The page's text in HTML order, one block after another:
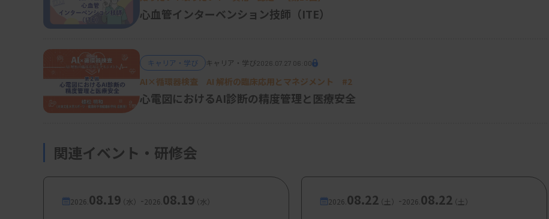
1．何が新しい？
従来は、免疫組織化学（IHC）スコア0を一律に「0（陰性）」として記載し、治療的含意
「HER2 IHC：0（膜染色なし）」と明示して治療対象外であることを示す。一方、ごく一
胞の≤10%に極微弱な膜染色」などの実数、強度を添える。
心血管インターベンション技師（ITE）
キャリア・学び キャリア・学び2026.07.27 06:00
AI×循環器検査 AI 解析の臨床応用とマネジメント #2
心電図におけるAI診断の精度管理と医療安全
関連イベント・研修会
2026. 08.19（水） -2026. 08.19（水） 2026. 08.22（土） -2026. 08.22（土）